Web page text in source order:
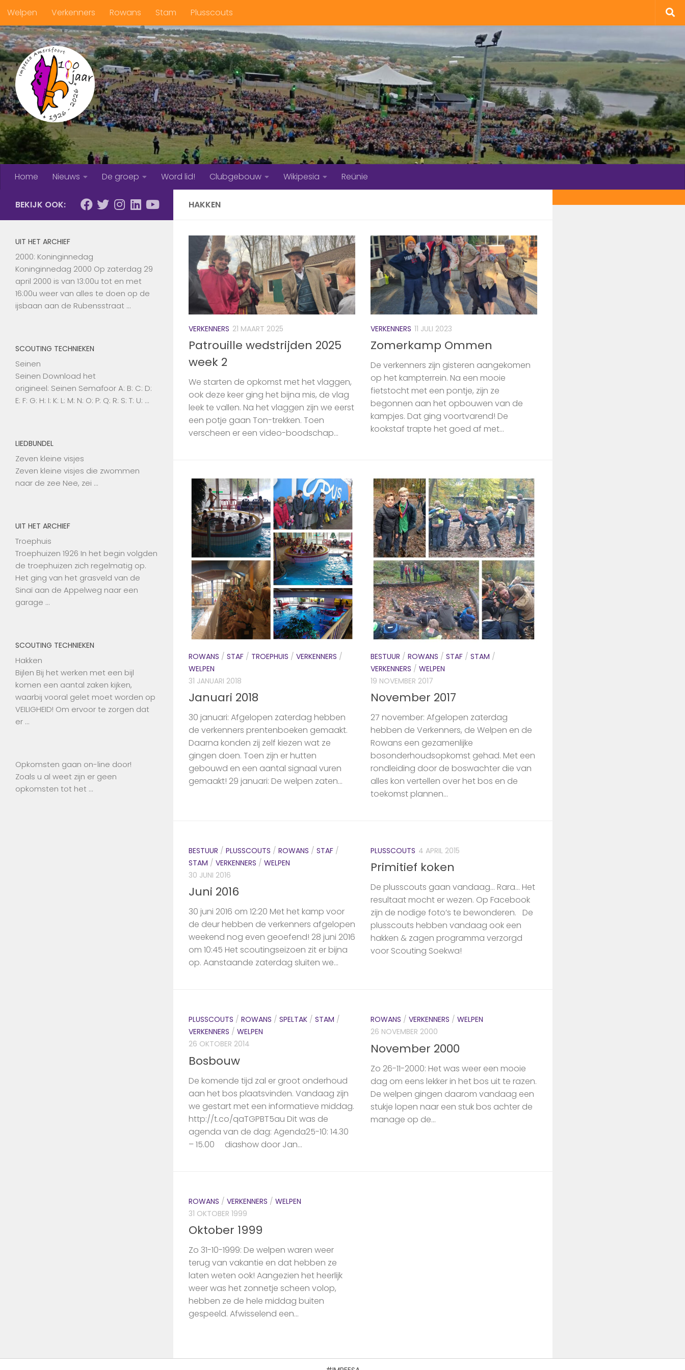
Doorgaan naar inhoud
Welpen Verkenners Rowans Stam Plusscouts
Home Nieuws De groep Word lid! Clubgebouw Wikipesia Reünie
HAKKEN
VERKENNERS 21 MAART 2025
Patrouille wedstrijden 2025
week 2
We starten de opkomst met het vlaggen,
ook deze keer ging het bijna mis, de vlag
leek te vallen. Na het vlaggen zijn we eerst
een potje gaan Ton-trekken. Toen
verscheen er een video-boodschap...
VERKENNERS 11 JULI 2023
Zomerkamp Ommen
De verkenners zijn gisteren aangekomen
op het kampterrein. Na een mooie
fietstocht met een pontje, zijn ze
begonnen aan het opbouwen van de
kampjes. Dat ging voortvarend! De
kookstaf trapte het goed af met...
ROWANS / STAF / TROEPHUIS / VERKENNERS /
WELPEN
31 JANUARI 2018
Januari 2018
30 januari: Afgelopen zaterdag hebben
de verkenners prentenboeken gemaakt.
Daarna konden zij zelf kiezen wat ze
gingen doen. Toen zijn er hutten
gebouwd en een aantal signaal vuren
gemaakt! 29 januari: De welpen zaten...
BESTUUR / ROWANS / STAF / STAM /
VERKENNERS / WELPEN
19 NOVEMBER 2017
November 2017
27 november: Afgelopen zaterdag
hebben de Verkenners, de Welpen en de
Rowans een gezamenlijke
bosonderhoudsopkomst gehad. Met een
rondleiding door de boswachter die van
alles kon vertellen over het bos en de
toekomst plannen...
BESTUUR / PLUSSCOUTS / ROWANS / STAF /
STAM / VERKENNERS / WELPEN
30 JUNI 2016
Juni 2016
30 juni 2016 om 12:20 Met het kamp voor
de deur hebben de ‪verkenners‬ afgelopen
weekend nog even geoefend! 28 juni 2016
om 10:45 Het scoutingseizoen zit er bijna
op. Aanstaande zaterdag sluiten we...
PLUSSCOUTS 4 APRIL 2015
Primitief koken
De ‪plusscouts‬ gaan vandaag… Rara… Het
resultaat mocht er wezen. Op Facebook
zijn de nodige foto’s te bewonderen. De
‪‎plusscouts‬ hebben vandaag ook een
‪hakken‬ & ‪zagen‬ programma verzorgd
voor Scouting Soekwa!
PLUSSCOUTS / ROWANS / SPELTAK / STAM /
VERKENNERS / WELPEN
26 OKTOBER 2014
Bosbouw
De komende tijd zal er groot onderhoud
aan het bos plaatsvinden. Vandaag zijn
we gestart met een informatieve middag.
http://t.co/qaTGPBT5au Dit was de
agenda van de dag: Agenda25-10: 14.30
– 15.00 diashow door Jan...
ROWANS / VERKENNERS / WELPEN
26 NOVEMBER 2000
November 2000
Zo 26-11-2000: Het was weer een mooie
dag om eens lekker in het bos uit te razen.
De welpen gingen daarom vandaag een
stukje lopen naar een stuk bos achter de
manage op de...
ROWANS / VERKENNERS / WELPEN
31 OKTOBER 1999
Oktober 1999
Zo 31-10-1999: De welpen waren weer
terug van vakantie en dat hebben ze
laten weten ook! Aangezien het heerlijk
weer was het zonnetje scheen volop,
hebben ze de hele middag buiten
gespeeld. Afwisselend een...
BEKIJK OOK:
UIT HET ARCHIEF
2000: Koninginnedag
Koninginnedag 2000 Op zaterdag 29
april 2000 is van 13:00u tot en met
16:00u weer van alles te doen op de
ijsbaan aan de Rubensstraat …
SCOUTING TECHNIEKEN
Seinen
Seinen Download het
origineel: Seinen Semafoor A: B: C: D:
E: F: G: H: I: K: L: M: N: O: P: Q: R: S: T: U: …
LIEDBUNDEL
Zeven kleine visjes
Zeven kleine visjes die zwommen
naar de zee Nee, zei …
UIT HET ARCHIEF
Troephuis
Troephuizen 1926 In het begin volgden
de troephuizen zich regelmatig op.
Het ging van het grasveld van de
Sinaï aan de Appelweg naar een
garage …
SCOUTING TECHNIEKEN
Hakken
Bijlen Bij het werken met een bijl
komen een aantal zaken kijken,
waarbij vooral gelet moet worden op
VEILIGHEID! Om ervoor te zorgen dat
er …
Opkomsten gaan on-line door!
Zoals u al weet zijn er geen
opkomsten tot het …